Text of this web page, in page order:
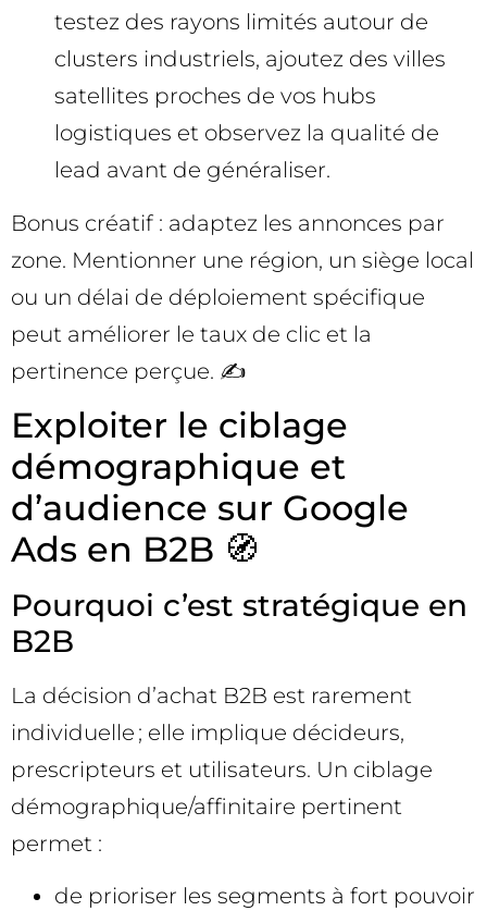
testez des rayons limités autour de
clusters industriels, ajoutez des villes
satellites proches de vos hubs
logistiques et observez la qualité de
lead avant de généraliser.
Bonus créatif : adaptez les annonces par
zone. Mentionner une région, un siège local
ou un délai de déploiement spécifique
peut améliorer le taux de clic et la
pertinence perçue. ✍️
Exploiter le ciblage
démographique et
d’audience sur Google
Ads en B2B 🧭
Pourquoi c’est stratégique en
B2B
La décision d’achat B2B est rarement
individuelle ; elle implique décideurs,
prescripteurs et utilisateurs. Un ciblage
démographique/affinitaire pertinent
permet :
de prioriser les segments à fort pouvoir